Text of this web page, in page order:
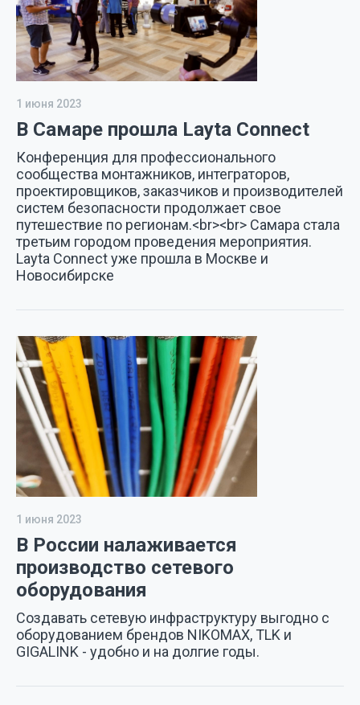
1 июня 2023
В Самаре прошла Layta Connect
Конференция для профессионального
сообщества монтажников, интеграторов,
проектировщиков, заказчиков и производителей
систем безопасности продолжает свое
путешествие по регионам.<br><br> Самара стала
третьим городом проведения мероприятия.
Layta Connect уже прошла в Москве и
Новосибирске
1 июня 2023
В России налаживается
производство сетевого
оборудования
Создавать сетевую инфраструктуру выгодно с
оборудованием брендов NIKOMAX, TLK и
GIGALINK - удобно и на долгие годы.